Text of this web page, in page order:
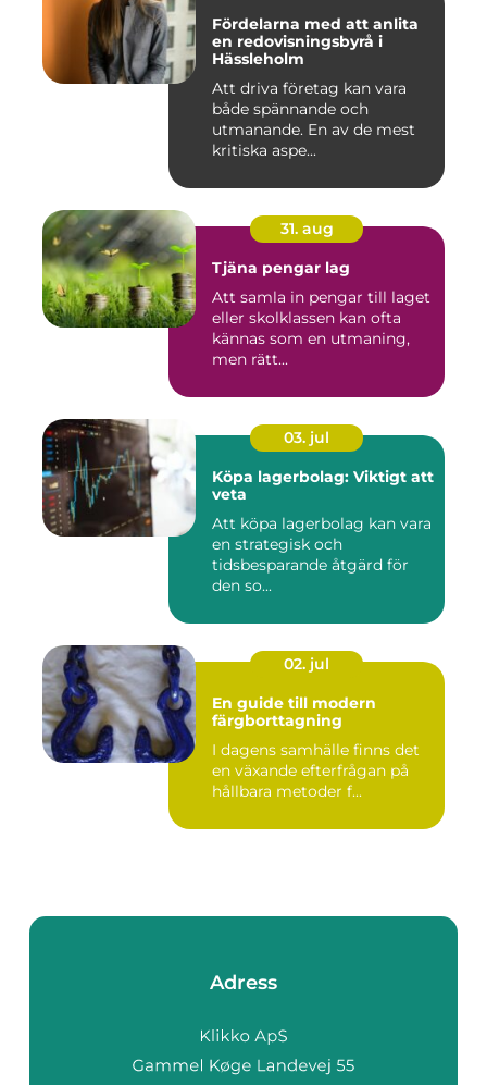
Fördelarna med att anlita
en redovisningsbyrå i
Hässleholm
Att driva företag kan vara
både spännande och
utmanande. En av de mest
kritiska aspe...
31. aug
Tjäna pengar lag
Att samla in pengar till laget
eller skolklassen kan ofta
kännas som en utmaning,
men rätt...
03. jul
Köpa lagerbolag: Viktigt att
veta
Att köpa lagerbolag kan vara
en strategisk och
tidsbesparande åtgärd för
den so...
02. jul
En guide till modern
färgborttagning
I dagens samhälle finns det
en växande efterfrågan på
hållbara metoder f...
Adress